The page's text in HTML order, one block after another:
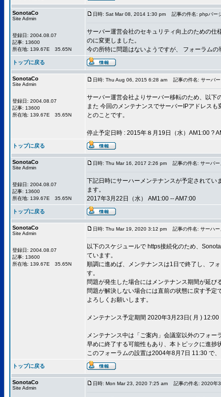
SonotaCo
Site Admin
登録日: 2004.08.07
記事: 13600
所在地: 139.67E 35.65N
日時: Sat Mar 08, 2014 1:30 pm 記事の件名: phpバー
サーバー運営会社のセキュリティ向上のための
のに変更しました。
今の所特に問題はないようですが、 フォーラム
トップに戻る
SonotaCo
Site Admin
登録日: 2004.08.07
記事: 13600
所在地: 139.67E 35.65N
日時: Thu Aug 06, 2015 6:28 am 記事の件名: サーバ
サーバー運営会社よりサーバー移転のため、以
また 今回のメンテナンスでサーバーIPアドレス
とのことです。
停止予定日時 : 2015年８月19日（水）AM1:00 ?
トップに戻る
SonotaCo
Site Admin
登録日: 2004.08.07
記事: 13600
所在地: 139.67E 35.65N
日時: Thu Mar 16, 2017 2:26 pm 記事の件名: サーバー
下記日時にサーハーメンテナンスが予定されて
ます。
2017年3月22日（水） AM1:00 -- AM7:00
トップに戻る
SonotaCo
Site Admin
登録日: 2004.08.07
記事: 13600
所在地: 139.67E 35.65N
日時: Thu Mar 19, 2020 3:12 pm 記事の件名: サーハー
以下のスケジュールで https接続化のため、
ています。
順調に進めば、メンテナンスは1日で終了し、フ
す。
問題が発生した場合にはメンテナンス期間が延び
問題が解決しない場合には直前の状態に戻す予定
よろしくお願いします。
メンテナンス予定期間 2020年3月23日( 月 ) 12:00
メンテナンス中は「ご案内」会議室以外のフォ
早めに終了する可能性もあり、本トピックに進捗
このフォーラムの設置は2004年8月7日 11:30 で
トップに戻る
SonotaCo
Site Admin
日時: Mon Mar 23, 2020 7:25 am 記事の件名: 2020年